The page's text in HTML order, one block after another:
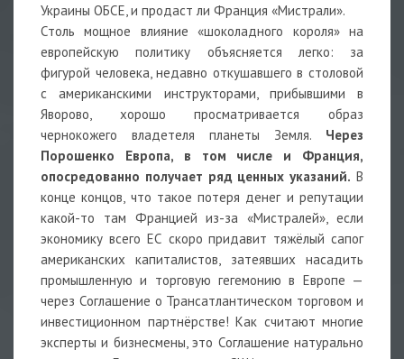
Украины ОБСЕ, и продаст ли Франция «Мистрали».
Столь мощное влияние «шоколадного короля» на
европейскую политику объясняется легко: за
фигурой человека, недавно откушавшего в столовой
с американскими инструкторами, прибывшими в
Яворово, хорошо просматривается образ
чернокожего владетеля планеты Земля. Через
Порошенко Европа, в том числе и Франция,
опосредованно получает ряд ценных указаний. В
конце концов, что такое потеря денег и репутации
какой-то там Францией из-за «Мистралей», если
экономику всего ЕС скоро придавит тяжёлый сапог
американских капиталистов, затеявших насадить
промышленную и торговую гегемонию в Европе —
через Соглашение о Трансатлантическом торговом и
инвестиционном партнёрстве! Как считают многие
эксперты и бизнесмены, это Соглашение натурально